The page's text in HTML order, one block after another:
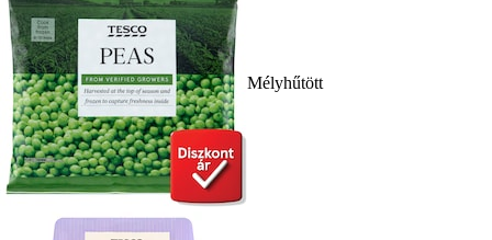
Mélyhűtött